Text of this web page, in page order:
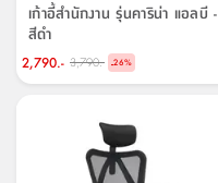
เก้าอี้สำนักงาน รุ่นคาริน่า แอลบี -
สีดำ
2,790.- 3,790.- -26%